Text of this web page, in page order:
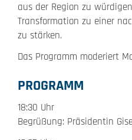
aus der Region zu
Transformation zu einer
zu stärken.
Das Programm moderiert
PROGRAMM
18:30 Uhr
Begrüßung: Präsidentin